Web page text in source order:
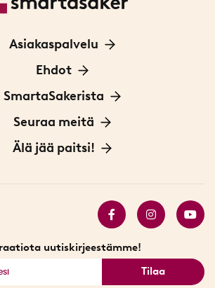
Asiakaspalvelu
Ota yhteyttä
Ehdot
Tietoa evästeistä
Yksityisyydensuoja
Sopimusehdot
SmartaSakerista
Meistä
Myymälä Tukholmassa
Seuraa meitä
Innovaattoriblogi
Älä jää paitsi!
uutiskirjeestämme!
Tilaa